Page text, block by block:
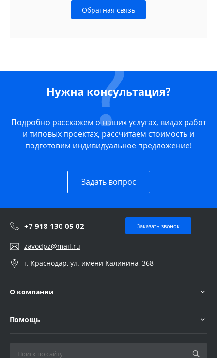
Обратная связь
Нужна консультация?
Подробно расскажем о наших услугах, видах работ
и типовых проектах, рассчитаем стоимость и
подготовим индивидуальное предложение!
Задать вопрос
+7 918 130 05 02 Заказать звонок
zavodpz@mail.ru
г. Краснодар, ул. имени Калинина, 368
О компании
Помощь